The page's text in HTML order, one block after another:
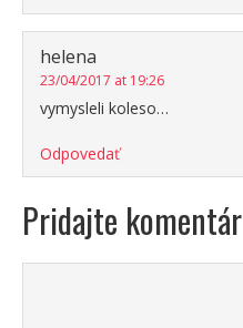
helena
23/04/2017 at 19:26
vymysleli koleso…
Odpovedať
Pridajte komentár